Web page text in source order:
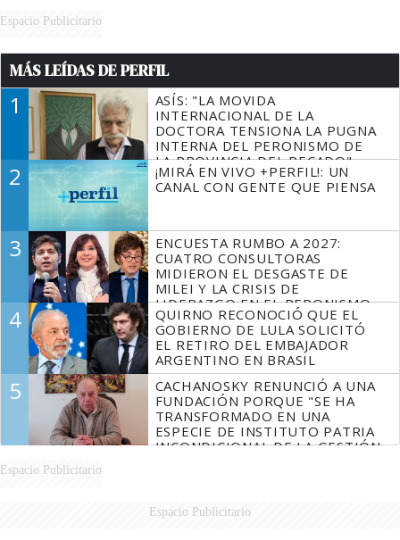
Espacio Publicitario
MÁS LEÍDAS DE PERFIL
1
ASÍS: "LA MOVIDA
INTERNACIONAL DE LA
DOCTORA TENSIONA LA PUGNA
INTERNA DEL PERONISMO DE
LA PROVINCIA DEL PECADO"
2
¡MIRÁ EN VIVO +PERFIL!: UN
CANAL CON GENTE QUE PIENSA
3
ENCUESTA RUMBO A 2027:
CUATRO CONSULTORAS
MIDIERON EL DESGASTE DE
MILEI Y LA CRISIS DE
LIDERAZGO EN EL PERONISMO
4
QUIRNO RECONOCIÓ QUE EL
GOBIERNO DE LULA SOLICITÓ
EL RETIRO DEL EMBAJADOR
ARGENTINO EN BRASIL
5
CACHANOSKY RENUNCIÓ A UNA
FUNDACIÓN PORQUE "SE HA
TRANSFORMADO EN UNA
ESPECIE DE INSTITUTO PATRIA
INCONDICIONAL DE LA GESTIÓN
Espacio Publicitario
Espacio Publicitario